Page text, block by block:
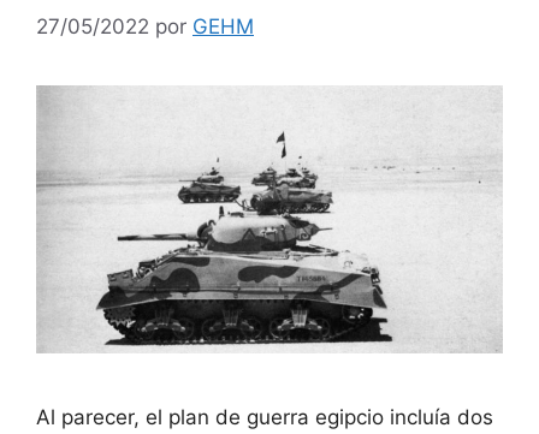
27/05/2022 por GEHM
Al parecer, el plan de guerra egipcio incluía dos